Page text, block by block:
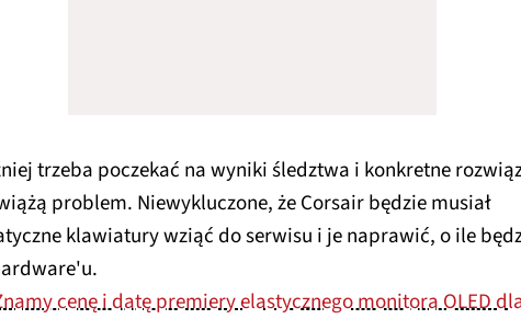
trzeba poczekać na wyniki śledztwa i konkretne
problem. Niewykluczone, że Corsair będzie musiał
klawiatury wziąć do serwisu i je naprawić, o ile
cenę i datę premiery elastycznego monitora OLED